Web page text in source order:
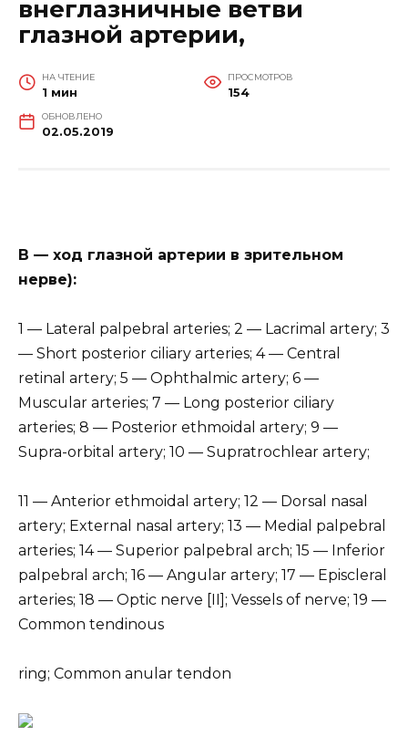
внеглазничные ветви
глазной артерии,
НА ЧТЕНИЕ
1 мин
ПРОСМОТРОВ
154
ОБНОВЛЕНО
02.05.2019
В — ход глазной артерии в зрительном
нерве):
1 — Lateral palpebral arteries; 2 — Lacrimal artery; 3
— Short posterior ciliary arteries; 4 — Central
retinal artery; 5 — Ophthalmic artery; 6 —
Muscular arteries; 7 — Long posterior ciliary
arteries; 8 — Posterior ethmoidal artery; 9 —
Supra-orbital artery; 10 — Supratrochlear artery;
11 — Anterior ethmoidal artery; 12 — Dorsal nasal
artery; External nasal artery; 13 — Medial palpebral
arteries; 14 — Superior palpebral arch; 15 — Inferior
palpebral arch; 16 — Angular artery; 17 — Episcleral
arteries; 18 — Optic nerve [II]; Vessels of nerve; 19 —
Common tendinous
ring; Common anular tendon